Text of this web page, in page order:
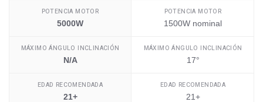
POTENCIA MOTOR
5000W
MÁXIMO ÁNGULO INCLINACIÓN
N/A
EDAD RECOMENDADA
21+
POTENCIA MOTOR
1500W nominal
MÁXIMO ÁNGULO INCLINACIÓN
17°
EDAD RECOMENDADA
21+